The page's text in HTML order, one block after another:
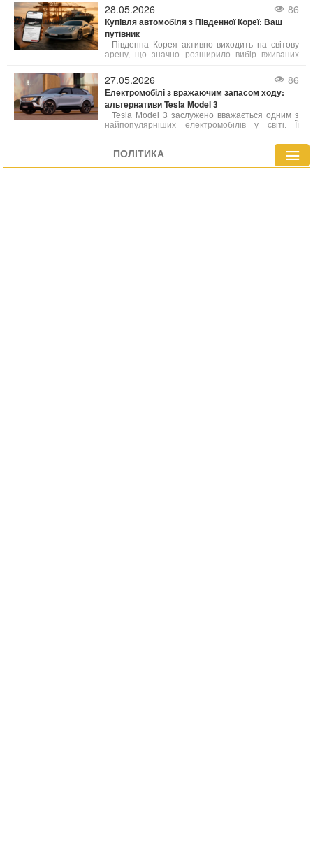
(Insurance Institute for Highway Safety) та
видання Consumer Reports включили її до
щорічного рейтингу «Найкращі нові авто для
підлітків». Це визнання збіглося з рекордними
роздрібними продажами автомобіля у квітні.
28.05.2026 86
Купівля автомобіля з Південної Кореї: Ваш
путівник
Південна Корея активно виходить на світову
арену, що значно розширило вибір вживаних
розглянемо, що робить корейські авто такими
привабливими, особливості їхнього ринку та всі
переваги такого вибору.
27.05.2026 86
Електромобілі з вражаючим запасом ходу:
альтернативи Tesla Model 3
Tesla Model 3 заслужено вважається одним з
найпопулярніших електромобілів у світі. Її
милі за стандартом EPA) зробили її
бестселером. Однак, Model 3 не є лідером за
дальністю пробігу, і на ринку існують моделі,
ПОЛІТИКА